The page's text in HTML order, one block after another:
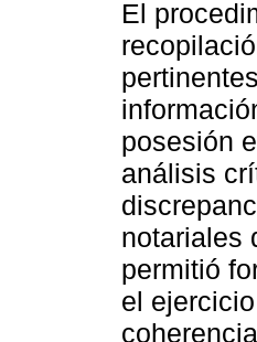
El
posesión
análisis
notariales
permitió
el